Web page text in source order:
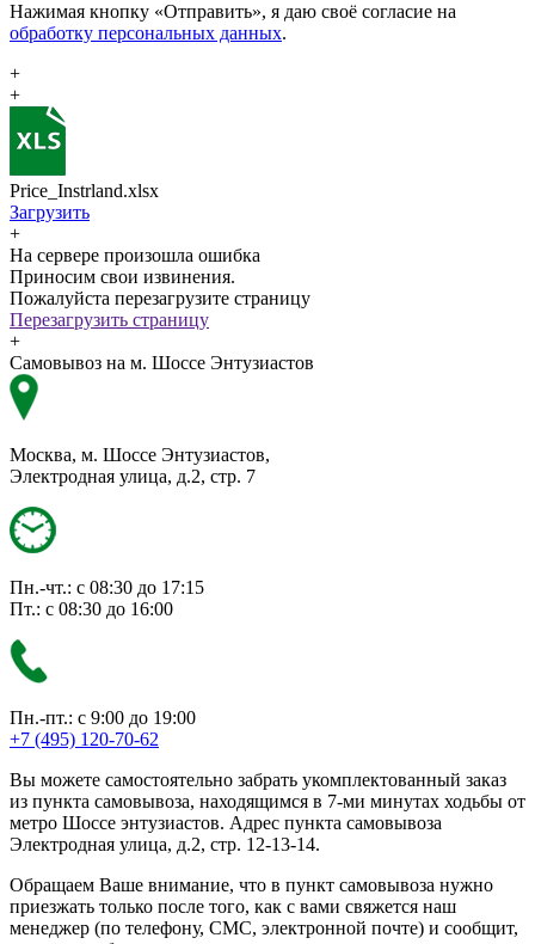
Нажимая кнопку «Отправить», я даю своё согласие на
обработку персональных данных.
+
+
Price_Instrland.xlsx
Загрузить
+
На сервере произошла ошибка
Приносим свои извинения.
Пожалуйста перезагрузите страницу
Перезагрузить страницу
+
Самовывоз на м. Шоссе Энтузиастов
Москва, м. Шоссе Энтузиастов,
Электродная улица, д.2, стр. 7
Пн.-чт.: с 08:30 до 17:15
Пт.: с 08:30 до 16:00
Пн.-пт.: с 9:00 до 19:00
+7 (495) 120-70-62
Вы можете самостоятельно забрать укомплектованный заказ
из пункта самовывоза, находящимся в 7-ми минутах ходьбы от
метро Шоссе энтузиастов. Адрес пункта самовывоза
Электродная улица, д.2, стр. 12-13-14.
Обращаем Ваше внимание, что в пункт самовывоза нужно
приезжать только после того, как с вами свяжется наш
менеджер (по телефону, СМС, электронной почте) и сообщит,